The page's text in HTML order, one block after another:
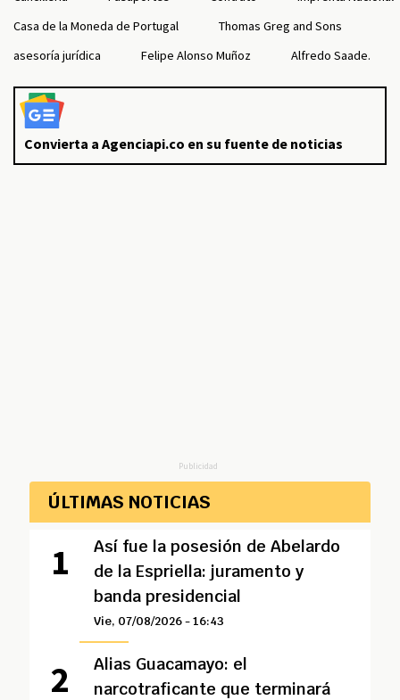
Casa de la Moneda de Portugal
Thomas Greg and Sons
asesoría jurídica
Felipe Alonso Muñoz Alfredo Saade.
Convierta a Agenciapi.co en su fuente de noticias
Publicidad
ÚLTIMAS NOTICIAS
Así fue la posesión de Abelardo
de la Espriella: juramento y
banda presidencial
Vie, 07/08/2026 - 16:43
Alias Guacamayo: el
narcotraficante que terminará